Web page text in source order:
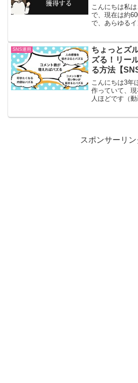
こんにちは私
で、現在は約
で、あらゆる
が、たくさん
の記事では「
SNS運用
ちょっとズ
ズる！リー
る方法【
こんにちは3年
作っていて、
人ほどです（
スポンサーリン